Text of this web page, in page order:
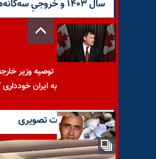
سال ۱۴۰۳ و خروجیِ سه‌گانه‌های بن‌بست
توصیه وزیر
به ایران خودداری
ستار بهشتی،
آخرین گزارشات تصویری